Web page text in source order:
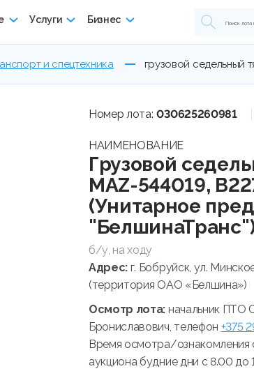
Услуги Бизнес
и спецтехника грузовой седельный
Номер лота: 030625260981
НАИМЕНОВАНИЕ
Грузовой
МАZ-544019,
(Унитарное
б/у, на ходу
Адрес: г. Бобруйск, ул.
(территория ОАО «Белшина»)
Осмотр лота: начальник ПТО
Брониславович, телефон +375
Время осмотра/ознакомления
аукциона будние дни с 8.00 до